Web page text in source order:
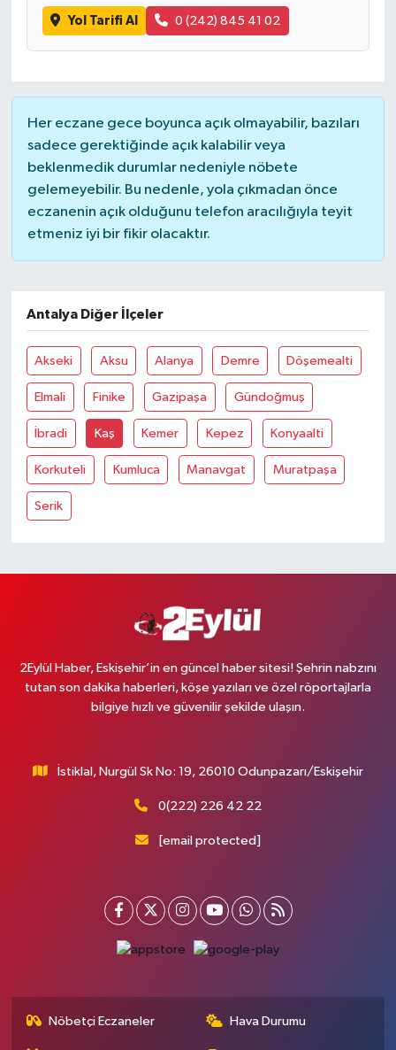
Yol Tarifi Al 0 (242) 845 41 02
Her eczane gece boyunca açık olmayabilir, bazıları
sadece gerektiğinde açık kalabilir veya
beklenmedik durumlar nedeniyle nöbete
gelemeyebilir. Bu nedenle, yola çıkmadan önce
eczanenin açık olduğunu telefon aracılığıyla teyit
etmeniz iyi bir fikir olacaktır.
Antalya Diğer İlçeler
Akseki Aksu Alanya Demre Döşemealti
Elmali Finike Gazipaşa Gündoğmuş
İbradi Kaş Kemer Kepez Konyaalti
Korkuteli Kumluca Manavgat Muratpaşa
Serik
2Eylül Haber, Eskişehir’in en güncel haber sitesi! Şehrin nabzını
tutan son dakika haberleri, köşe yazıları ve özel röportajlarla
bilgiye hızlı ve güvenilir şekilde ulaşın.
İstiklal, Nurgül Sk No: 19, 26010 Odunpazarı/Eskişehir
0(222) 226 42 22
[email protected]
Nöbetçi Eczaneler Hava Durumu